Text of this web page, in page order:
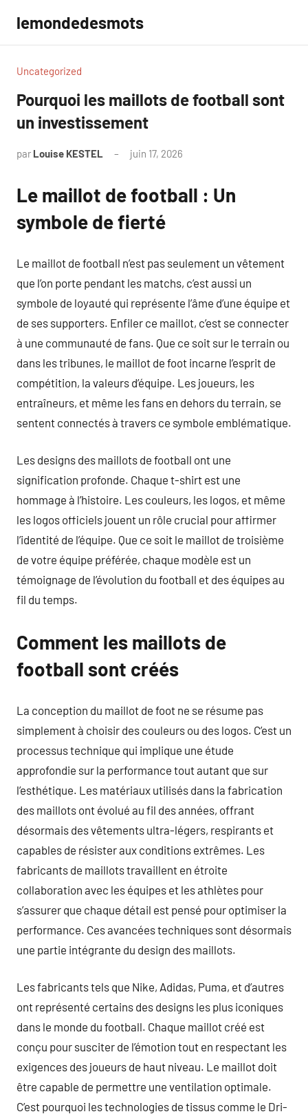
contenu
lemondedesmots
Uncategorized
Pourquoi les maillots de football sont
un investissement
par Louise KESTEL juin 17, 2026
Le maillot de football : Un
symbole de fierté
Le maillot de football n’est pas seulement un vêtement
que l’on porte pendant les matchs, c’est aussi un
symbole de loyauté qui représente l’âme d’une équipe et
de ses supporters. Enfiler ce maillot, c’est se connecter
à une communauté de fans. Que ce soit sur le terrain ou
dans les tribunes, le maillot de foot incarne l’esprit de
compétition, la valeurs d’équipe. Les joueurs, les
entraîneurs, et même les fans en dehors du terrain, se
sentent connectés à travers ce symbole emblématique.
Les designs des maillots de football ont une
signification profonde. Chaque t-shirt est une
hommage à l’histoire. Les couleurs, les logos, et même
les logos officiels jouent un rôle crucial pour affirmer
l’identité de l’équipe. Que ce soit le maillot de troisième
de votre équipe préférée, chaque modèle est un
témoignage de l’évolution du football et des équipes au
fil du temps.
Comment les maillots de
football sont créés
La conception du maillot de foot ne se résume pas
simplement à choisir des couleurs ou des logos. C’est un
processus technique qui implique une étude
approfondie sur la performance tout autant que sur
l’esthétique. Les matériaux utilisés dans la fabrication
des maillots ont évolué au fil des années, offrant
désormais des vêtements ultra-légers, respirants et
capables de résister aux conditions extrêmes. Les
fabricants de maillots travaillent en étroite
collaboration avec les équipes et les athlètes pour
s’assurer que chaque détail est pensé pour optimiser la
performance. Ces avancées techniques sont désormais
une partie intégrante du design des maillots.
Les fabricants tels que Nike, Adidas, Puma, et d’autres
ont représenté certains des designs les plus iconiques
dans le monde du football. Chaque maillot créé est
conçu pour susciter de l’émotion tout en respectant les
exigences des joueurs de haut niveau. Le maillot doit
être capable de permettre une ventilation optimale.
C’est pourquoi les technologies de tissus comme le Dri-